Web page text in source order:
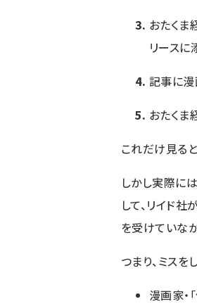
おたくま
リース
記事に漫
おたくま
これだけ見る
しかし実際に
して、リイド
を受けていな
つまり、ミス
漫画家・